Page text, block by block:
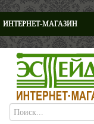
" />
ИНТЕРНЕТ-МАГАЗИН